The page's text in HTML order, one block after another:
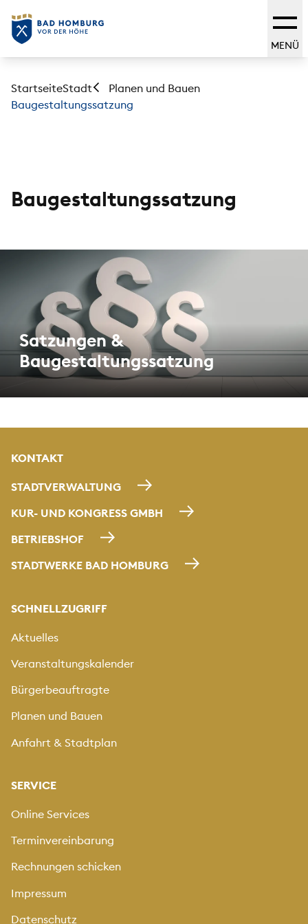
MENÜ
StartseiteStadt
Planen und Bauen
Baugestaltungssatzung
Baugestaltungssatzung
Satzungen &
Baugestaltungssatzung
KONTAKT
STADTVERWALTUNG
KUR- UND KONGRESS GMBH
BETRIEBSHOF
STADTWERKE BAD HOMBURG
SCHNELLZUGRIFF
Aktuelles
Veranstaltungskalender
Bürgerbeauftragte
Planen und Bauen
Anfahrt & Stadtplan
SERVICE
Online Services
Terminvereinbarung
Rechnungen schicken
Impressum
Datenschutz